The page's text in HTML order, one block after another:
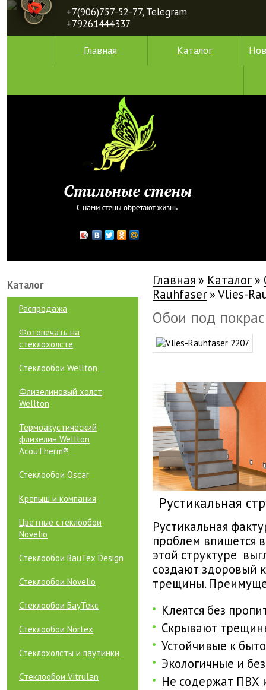
+7(906)757-52-77, Telegram
+79261444337
Главная Каталог
Каталог
Распродажа
Фотопечать на
стеклохолсте
Стеклообои Wellton
Флизелиновый холст
Wellton
Термоакустический
флизелин Wellton
AcouTherm®
Стеклообои Oscar
Крепыш и компания
Цветные стеклообои
Novelio
Стеклообои BauTex Design
Стеклообои Novelio
Стеклообои БауТекс
Стеклообои Nortex
Стеклохолсты и паутинки
Cтеклообои Vitrulan
Главная » Каталог »
Rauhfaser»Vlies-
Обои под
Рустикальная
Рустикальная
проблем впишется
этой структуре
создают здоровый
трещины.
Клеятся без
Скрывают
Устойчивые к
Экологичные и
Не содержат ПВХ